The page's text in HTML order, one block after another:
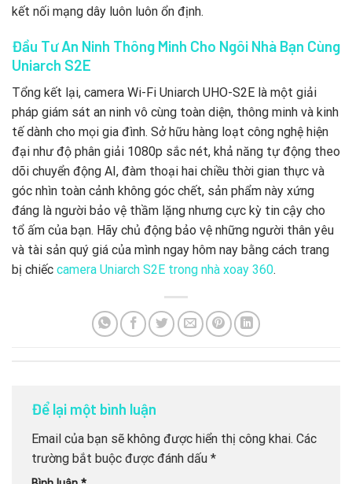
kết nối mạng dây luôn luôn ổn định.
Đầu Tư An Ninh Thông Minh Cho Ngôi Nhà Bạn Cùng
Uniarch S2E
Tổng kết lại, camera Wi-Fi Uniarch UHO-S2E là một giải
pháp giám sát an ninh vô cùng toàn diện, thông minh và kinh
tế dành cho mọi gia đình. Sở hữu hàng loạt công nghệ hiện
đại như độ phân giải 1080p sắc nét, khả năng tự động theo
dõi chuyển động AI, đàm thoại hai chiều thời gian thực và
góc nhìn toàn cảnh không góc chết, sản phẩm này xứng
đáng là người bảo vệ thầm lặng nhưng cực kỳ tin cậy cho
tổ ấm của bạn. Hãy chủ động bảo vệ những người thân yêu
và tài sản quý giá của mình ngay hôm nay bằng cách trang
bị chiếc camera Uniarch S2E trong nhà xoay 360.
Để lại một bình luận
Email của bạn sẽ không được hiển thị công khai. Các
trường bắt buộc được đánh dấu *